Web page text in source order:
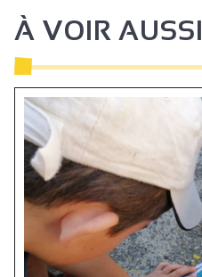
À VOIR AUSSI